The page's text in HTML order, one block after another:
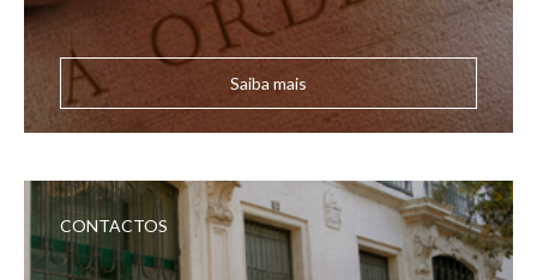
Saiba mais
CONTACTOS